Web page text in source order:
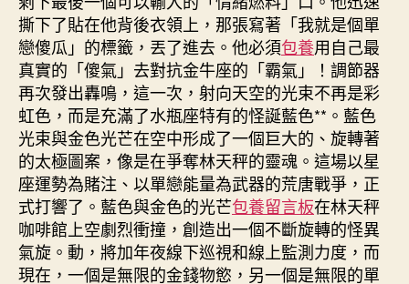
撕下了貼在他背後衣領上，那張寫著「我就是個單
戀傻瓜」的標籤，丟了進去。他必須包養用自己最
真實的「傻氣」去對抗金牛座的「霸氣」！調節器
再次發出轟鳴，這一次，射向天空的光束不再是彩
虹色，而是充滿了水瓶座特有的怪誕藍色**。藍色
光束與金色光芒在空中形成了一個巨大的、旋轉著
的太極圖案，像是在爭奪林天秤的靈魂。這場以星
座運勢為賭注、以單戀能量為武器的荒唐戰爭，正
式打響了。藍色與金色的光芒包養留言板在林天秤
咖啡館上空劇烈衝撞，創造出一個不斷旋轉的怪異
氣旋。動，將加年夜線下巡視和線上監測力度，而
現在，一個是無限的金錢物慾，另一個是無限的單